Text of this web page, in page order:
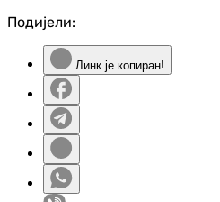
Подијели:
Линк је копиран!